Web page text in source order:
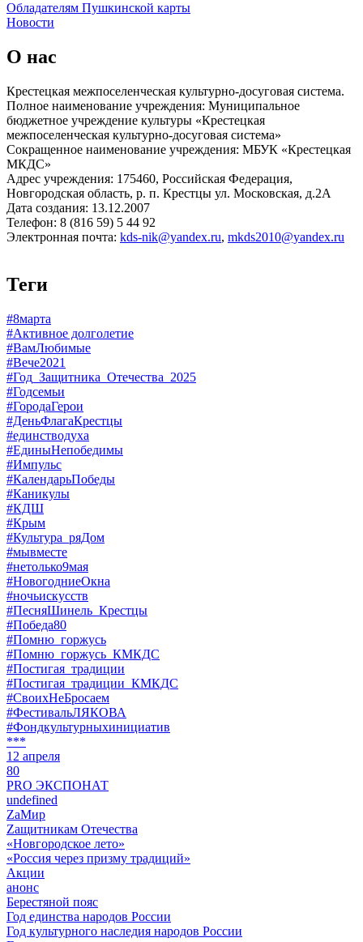
Обладателям Пушкинской карты
Новости
О нас
Крестецкая межпоселенческая культурно-досуговая система.
Полное наименование учреждения: Муниципальное
бюджетное учреждение культуры «Крестецкая
межпоселенческая культурно-досуговая система»
Сокращенное наименование учреждения: МБУК «Крестецкая
МКДС»
Адрес учреждения: 175460, Российская Федерация,
Новгородская область, р. п. Крестцы ул. Московская, д.2А
Дата создания: 13.12.2007
Телефон: 8 (816 59) 5 44 92
Электронная почта: kds-nik@yandex.ru, mkds2010@yandex.ru
Теги
#8марта
#Активное долголетие
#ВамЛюбимые
#Вече2021
#Год_Защитника_Отечества_2025
#Годсемьи
#ГородаГерои
#ДеньФлагаКрестцы
#единстводуха
#ЕдиныНепобедимы
#Импульс
#КалендарьПобеды
#Каникулы
#КДШ
#Крым
#Культура_ряДом
#мывместе
#нетолько9мая
#НовогодниеОкна
#ночьискусств
#ПесняШинель_Крестцы
#Победа80
#Помню_горжусь
#Помню_горжусь_КМКДС
#Постигая_традиции
#Постигая_традиции_КМКДС
#СвоихНеБросаем
#ФестивальЛЯКОВА
#Фондкультурныхинициатив
***
12 апреля
80
PRO ЭКСПОНАТ
undefined
ZaМир
Zащитникам Отечества
«Новгородское лето»
«Россия через призму традиций»
Акции
анонс
Берестяной пояс
Год единства народов России
Год культурного наследия народов России